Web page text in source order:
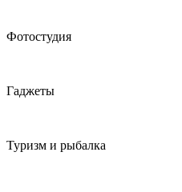
Фотостудия
Гаджеты
Туризм и рыбалка